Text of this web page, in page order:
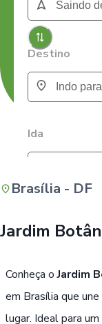
Destino
Ida
Brasília - DF
Jardim
Conheça oJardim
em Brasília que
lugar. Ideal para